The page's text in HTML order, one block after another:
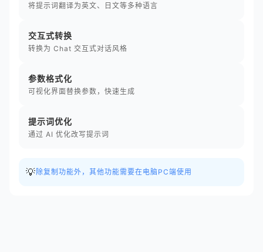
将提示词翻译为英文、日文等多种语言
交互式转换
转换为 Chat 交互式对话风格
参数格式化
可视化界面替换参数，快速生成
提示词优化
通过 AI 优化改写提示词
💡 除复制功能外，其他功能需要在电脑PC端使用